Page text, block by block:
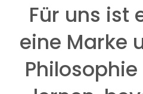
Für uns ist
eine Marke